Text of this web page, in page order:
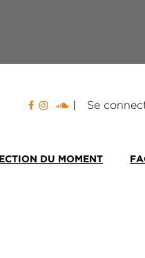
Se
DU MOMENT